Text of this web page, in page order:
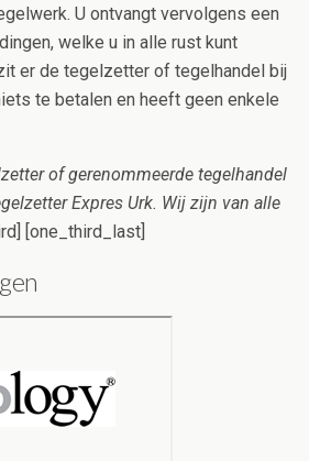
U ontvangt vervolgens een
welke u in alle rust kunt
er de tegelzetter of tegelhandel bij
te betalen en heeft geen enkele
of gerenommeerde tegelhandel
Expres Urk. Wij zijn van alle
[one_third_last]